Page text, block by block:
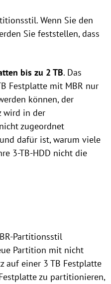
Wenn Sie den
Sie feststellen, dass
bis zu 2 TB. Das
Festplatte mit MBR nur
können, der
wird in der
zugeordnet
dafür ist, warum viele
3-TB-HDD nicht die
Partitionsstil
Partition mit nicht
auf einer 3 TB Festplatte
zu partitionieren,